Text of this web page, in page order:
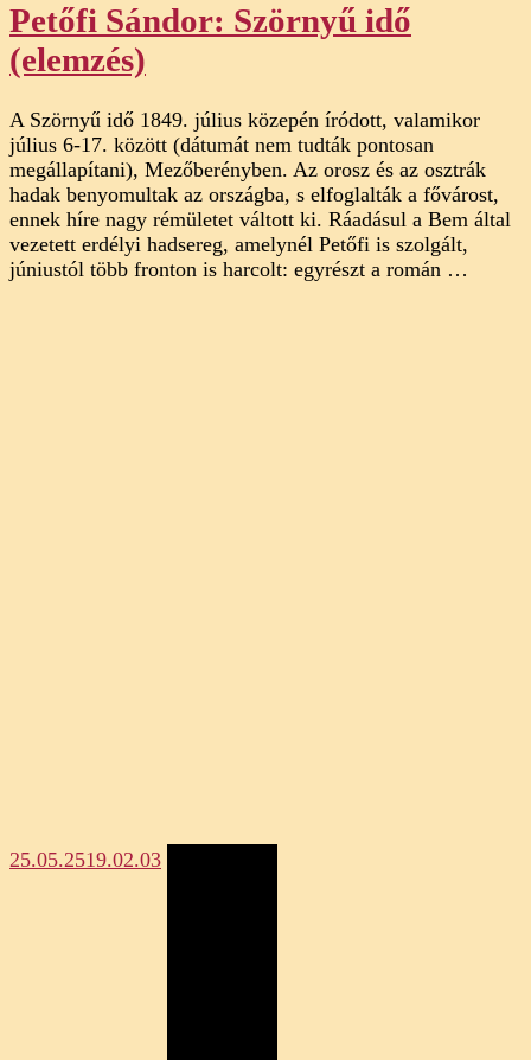
Petőfi Sándor: Szörnyű idő
(elemzés)
A Szörnyű idő 1849. július közepén íródott, valamikor
július 6-17. között (dátumát nem tudták pontosan
megállapítani), Mezőberényben. Az orosz és az osztrák
hadak benyomultak az országba, s elfoglalták a fővárost,
ennek híre nagy rémületet váltott ki. Ráadásul a Bem által
vezetett erdélyi hadsereg, amelynél Petőfi is szolgált,
júniustól több fronton is harcolt: egyrészt a román …
25.05.2519.02.03